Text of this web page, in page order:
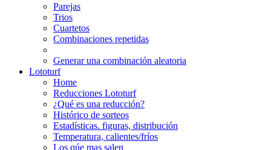
Parejas
Trios
Cuartetos
Combinaciones repetidas
Generar una combinación aleatoria
Lototurf
Home
Reducciones Lototurf
¿Qué es una reducción?
Histórico de sorteos
Estadísticas. figuras, distribución
Temperatura, calientes/fríos
Los qúe mas salen